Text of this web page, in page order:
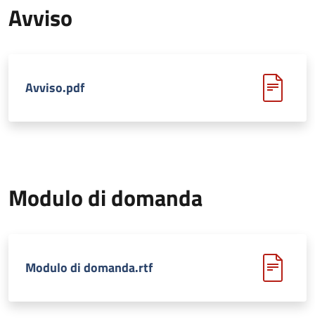
Avviso
Avviso.pdf
Modulo di domanda
Modulo di domanda.rtf